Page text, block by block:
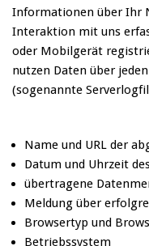
Informationen über Ihr
Interaktion mit uns
oder Mobilgerät
nutzen Daten über
(sogenannte
Name und URL der
Datum und Uhrzeit
übertragene
Meldung über
Browsertyp und
Betriebssystem